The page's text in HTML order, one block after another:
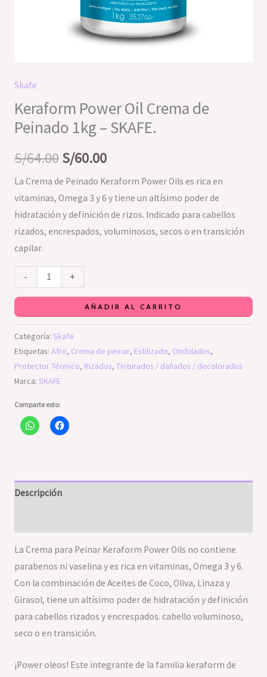
Skafe
Keraform Power Oil Crema de
Peinado 1kg – SKAFE.
S/64.00 S/60.00
La Crema de Peinado Keraform Power Oils es rica en
vitaminas, Omega 3 y 6 y tiene un altísimo poder de
hidratación y definición de rizos. Indicado para cabellos
rizados, encrespados, voluminosos, secos o en transición
capilar.
- +
AÑADIR AL CARRITO
Categoría: Skafe
Etiquetas: Afro, Crema de peinar, Estilizado, Ondulados,
Protector Térmico, Rizados, Tinturados / dañados / decolorados
Marca: SKAFE
Comparte esto:
Descripción
La Crema para Peinar Keraform Power Oils no contiene
parabenos ni vaselina y es rica en vitaminas, Omega 3 y 6.
Con la combinación de Aceites de Coco, Oliva, Linaza y
Girasol, tiene un altísimo poder de hidratación y definición
para cabellos rizados y encrespados. cabello voluminoso,
seco o en transición.
¡Power oleos! Este integrante de la familia keraform de